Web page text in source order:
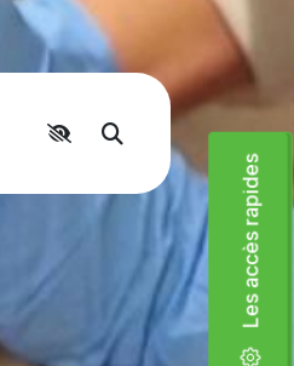
Moteur de
Les accès rapides
Accéder aux liens rapides